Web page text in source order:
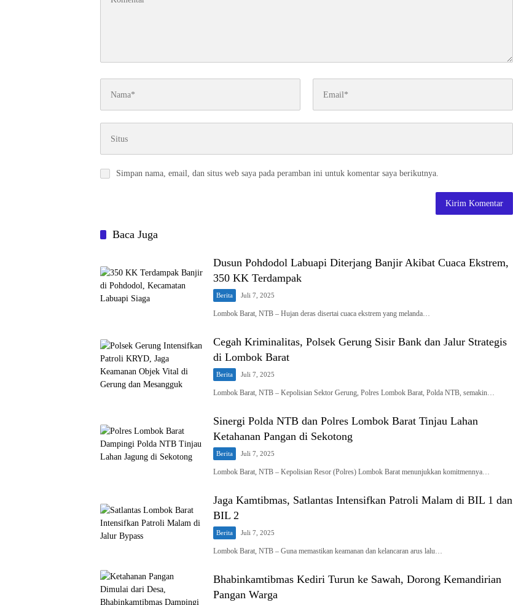
Simpan nama, email, dan situs web saya pada peramban ini untuk komentar saya berikutnya.
Baca Juga
Dusun Pohdodol Labuapi Diterjang Banjir Akibat Cuaca Ekstrem,
350 KK Terdampak
Berita Juli 7, 2025
Lombok Barat, NTB – Hujan deras disertai cuaca ekstrem yang melanda…
Cegah Kriminalitas, Polsek Gerung Sisir Bank dan Jalur Strategis
di Lombok Barat
Berita Juli 7, 2025
Lombok Barat, NTB – Kepolisian Sektor Gerung, Polres Lombok Barat, Polda NTB, semakin…
Sinergi Polda NTB dan Polres Lombok Barat Tinjau Lahan
Ketahanan Pangan di Sekotong
Berita Juli 7, 2025
Lombok Barat, NTB – Kepolisian Resor (Polres) Lombok Barat menunjukkan komitmennya…
Jaga Kamtibmas, Satlantas Intensifkan Patroli Malam di BIL 1 dan
BIL 2
Berita Juli 7, 2025
Lombok Barat, NTB – Guna memastikan keamanan dan kelancaran arus lalu…
Bhabinkamtibmas Kediri Turun ke Sawah, Dorong Kemandirian
Pangan Warga